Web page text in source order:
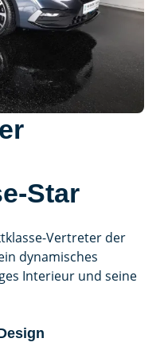
Star
Vertreter der
dynamisches
Interieur und seine